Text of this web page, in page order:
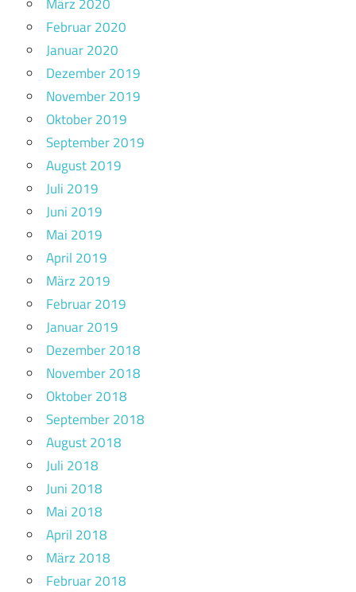
Februar 2020
Januar 2020
Dezember 2019
November 2019
Oktober 2019
September 2019
August 2019
Juli 2019
Juni 2019
Mai 2019
April 2019
März 2019
Februar 2019
Januar 2019
Dezember 2018
November 2018
Oktober 2018
September 2018
August 2018
Juli 2018
Juni 2018
Mai 2018
April 2018
März 2018
Februar 2018